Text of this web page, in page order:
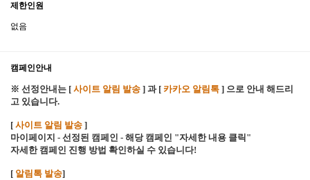
제한인원
없음
캠페인안내
※ 선정안내는 [ 사이트 알림 발송 ] 과 [ 카카오 알림톡 ] 으로 안내 해드리
고 있습니다.
[ 사이트 알림 발송 ]
마이페이지 - 선정된 캠페인 - 해당 캠페인 "자세한 내용 클릭"
자세한 캠페인 진행 방법 확인하실 수 있습니다!
[ 알림톡 발송]